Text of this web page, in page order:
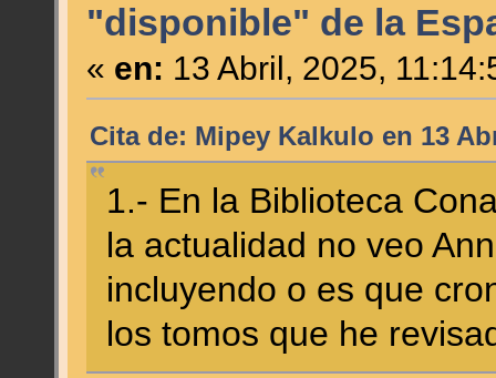
"disponible" de la
« en: 13 Abril, 2025,
Cita de: Mipey Kalkulo en 13
1.- En la Biblioteca
la actualidad no veo
incluyendo o es que
los tomos que he